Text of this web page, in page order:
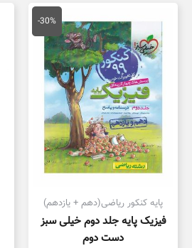
-30%
پایه کنکور ریاضی(دهم + یازدهم)
فیزیک پایه جلد دوم خیلی سبز
دست دوم
اصلی
64,000 تومان
بود.
قیمت
فعلی
است.